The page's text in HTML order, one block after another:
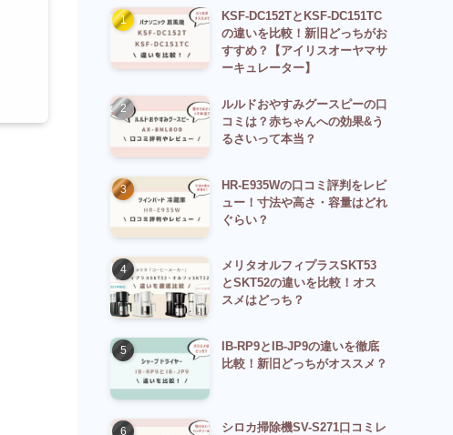
KSF-DC152TとKSF-DC151TC
の違いを比較！新旧どっちがお
すすめ？【アイリスオーヤマサ
ーキュレーター】
ルルドおやすみグースピーの口
コミは？赤ちゃんへの効果&う
るさいって本当？
HR-E935Wの口コミ評判をレビ
ュー！寸法や高さ・容量はどれ
ぐらい？
メリタオルフィプラスSKT53
とSKT52の違いを比較！オス
スメはどっち？
IB-RP9とIB-JP9の違いを徹底
比較！新旧どっちがオススメ？
シロカ掃除機SV-S271口コミレ